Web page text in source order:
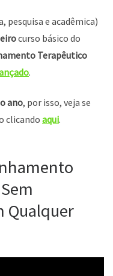
pesquisa e acadêmica)
curso básico do
Terapêutico
.
ano, por isso, veja se
clicando aqui.
Qualquer